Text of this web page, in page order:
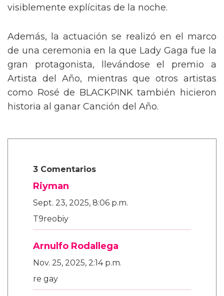
visiblemente explícitas de la noche.
Además, la actuación se realizó en el marco
de una ceremonia en la que Lady Gaga fue la
gran protagonista, llevándose el premio a
Artista del Año, mientras que otros artistas
como Rosé de BLACKPINK también hicieron
historia al ganar Canción del Año.
3 Comentarios
Riyman
Sept. 23, 2025, 8:06 p.m.
T9reobiy
Arnulfo Rodallega
Nov. 25, 2025, 2:14 p.m.
re gay